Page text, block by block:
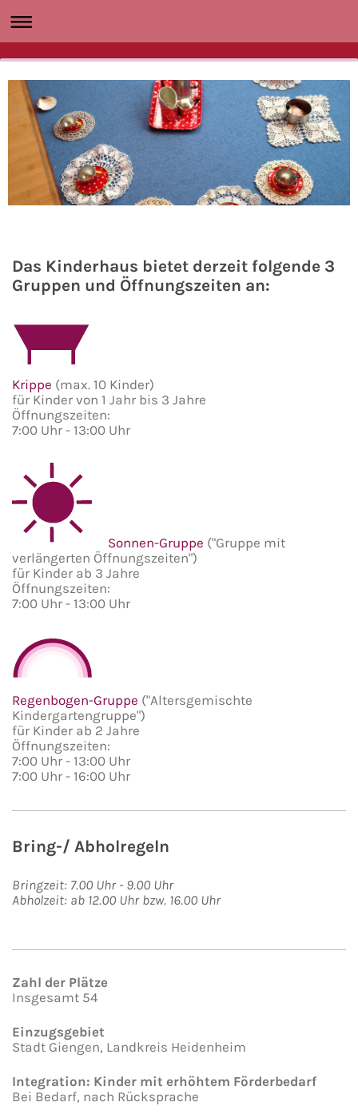
Das Kinderhaus bietet derzeit folgende 3
Gruppen und Öffnungszeiten an:
Krippe (max. 10 Kinder)
für Kinder von 1 Jahr bis 3 Jahre
Öffnungszeiten:
7:00 Uhr - 13:00 Uhr
Sonnen-Gruppe ("Gruppe mit
verlängerten Öffnungszeiten")
für Kinder ab 3 Jahre
Öffnungszeiten:
7:00 Uhr - 13:00 Uhr
Regenbogen-Gruppe ("Altersgemischte
Kindergartengruppe")
für Kinder ab 2 Jahre
Öffnungszeiten:
7:00 Uhr - 13:00 Uhr
7:00 Uhr - 16:00 Uhr
Bring-/ Abholregeln
Bringzeit: 7.00 Uhr - 9.00 Uhr
Abholzeit: ab 12.00 Uhr bzw. 16.00 Uhr
Zahl der Plätze
Insgesamt 54
Einzugsgebiet
Stadt Giengen, Landkreis Heidenheim
Integration: Kinder mit erhöhtem Förderbedarf
Bei Bedarf, nach Rücksprache